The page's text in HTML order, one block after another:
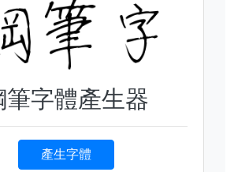
筆字體產生器
產生字體